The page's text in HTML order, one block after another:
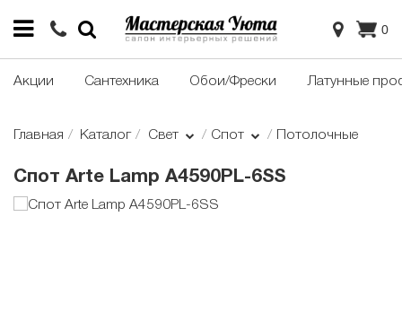
0
Акции Сантехника Обои/Фрески Латунные
Главная Каталог Свет Спот Потолочные
Cпот Arte Lamp A4590PL-6SS